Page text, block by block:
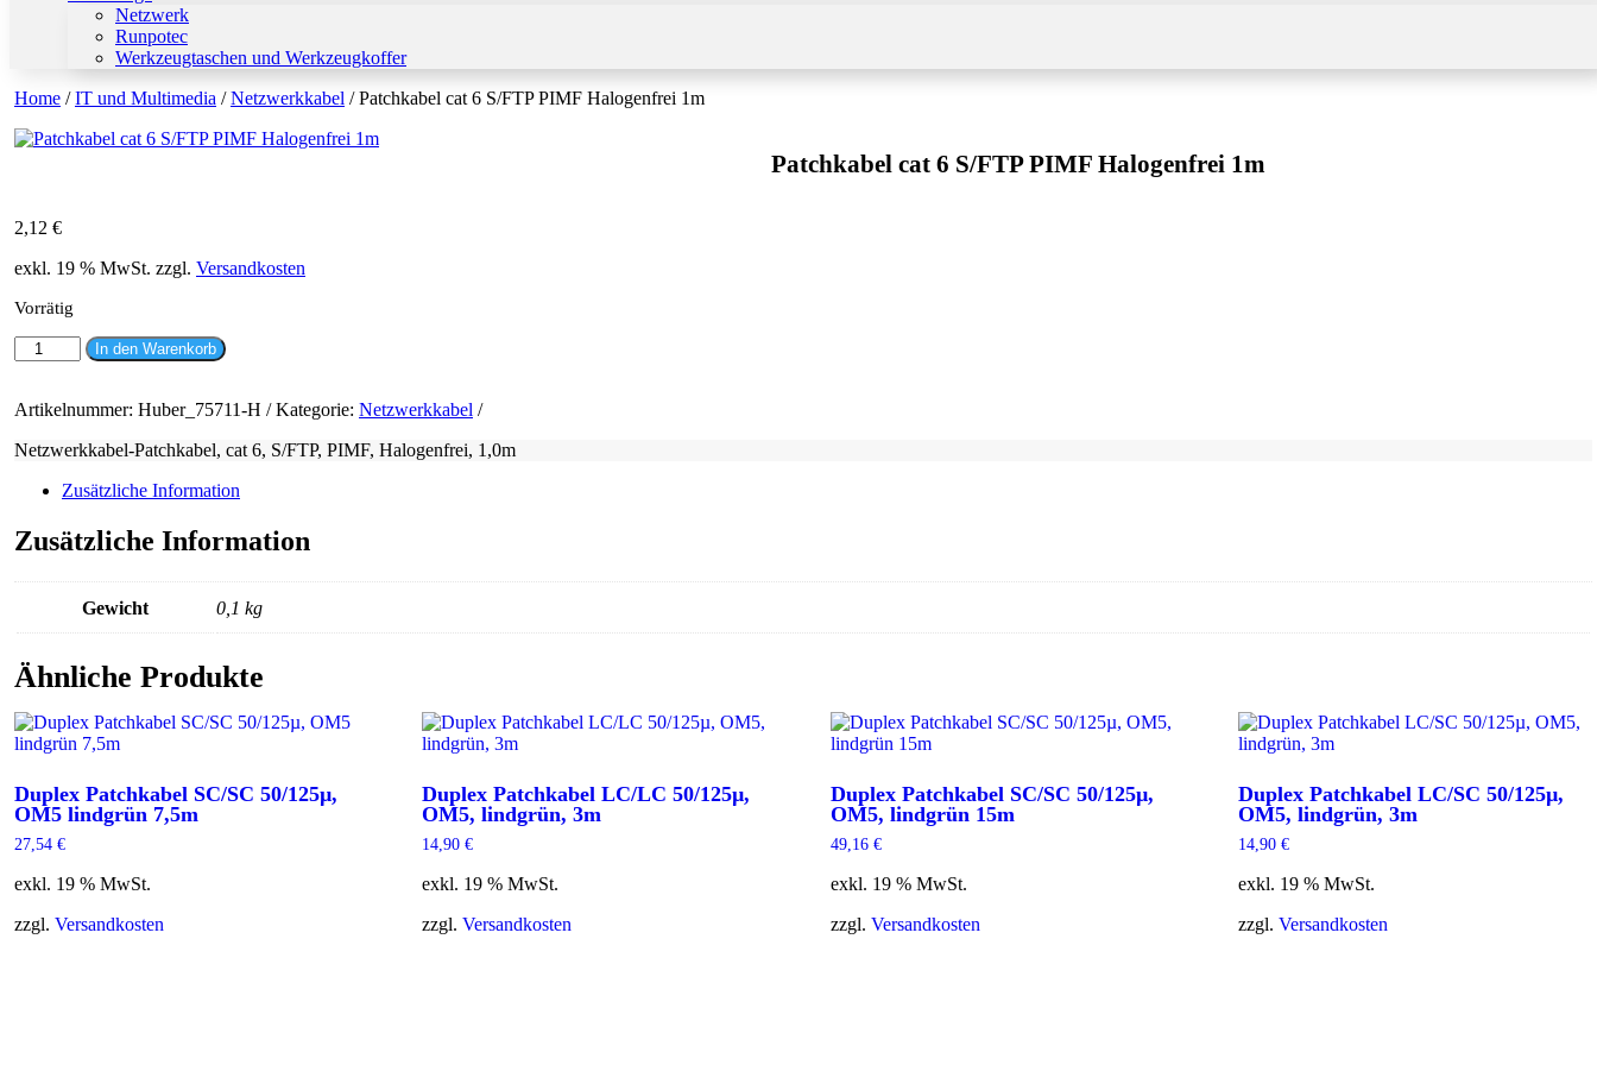
Netzwerk
Runpotec
Werkzeugtaschen und Werkzeugkoffer
Home /IT und Multimedia /Netzwerkkabel / Patchkabel cat 6 S/FTP PIMF Halogenfrei 1m
Patchkabel cat 6 S/FTP PIMF Halogenfrei 1m
2,12 €
exkl. 19 % MwSt. zzgl. Versandkosten
Vorrätig
Patchkabel
cat
S/FTP
Halogenfrei
Menge
In den Warenkorb
Artikelnummer: Huber_75711-H Kategorie: Netzwerkkabel
Netzwerkkabel-Patchkabel, cat 6, S/FTP, PIMF, Halogenfrei, 1,0m
Zusätzliche Information
Zusätzliche Information
Gewicht 0,1 kg
Ähnliche Produkte
Duplex Patchkabel SC/SC 50/125µ,
OM5 lindgrün 7,5m
27,54 €
exkl. 19 % MwSt.
zzgl. Versandkosten
Duplex Patchkabel LC/LC 50/125µ,
OM5, lindgrün, 3m
14,90€
exkl. 19 % MwSt.
zzgl.Versandkosten
Duplex Patchkabel SC/SC 50/125µ,
OM5, lindgrün 15m
49,16 €
exkl. 19 % MwSt.
zzgl. Versandkosten
Duplex Patchkabel LC/SC 50/125µ,
OM5, lindgrün, 3m
14,90 €
exkl. 19 % MwSt.
zzgl. Versandkosten